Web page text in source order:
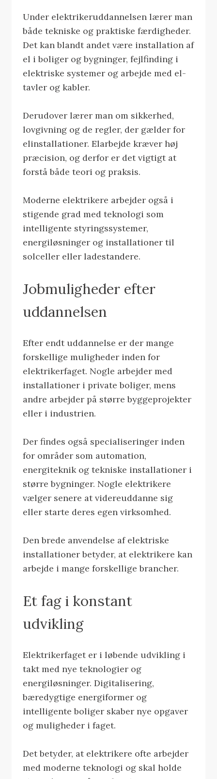
Under elektrikeruddannelsen lærer man
både tekniske og praktiske færdigheder.
Det kan blandt andet være installation af
el i boliger og bygninger, fejlfinding i
elektriske systemer og arbejde med el-
tavler og kabler.
Derudover lærer man om sikkerhed,
lovgivning og de regler, der gælder for
elinstallationer. Elarbejde kræver høj
præcision, og derfor er det vigtigt at
forstå både teori og praksis.
Moderne elektrikere arbejder også i
stigende grad med teknologi som
intelligente styringssystemer,
energiløsninger og installationer til
solceller eller ladestandere.
Jobmuligheder efter
uddannelsen
Efter endt uddannelse er der mange
forskellige muligheder inden for
elektrikerfaget. Nogle arbejder med
installationer i private boliger, mens
andre arbejder på større byggeprojekter
eller i industrien.
Der findes også specialiseringer inden
for områder som automation,
energiteknik og tekniske installationer i
større bygninger. Nogle elektrikere
vælger senere at videreuddanne sig
eller starte deres egen virksomhed.
Den brede anvendelse af elektriske
installationer betyder, at elektrikere kan
arbejde i mange forskellige brancher.
Et fag i konstant
udvikling
Elektrikerfaget er i løbende udvikling i
takt med nye teknologier og
energiløsninger. Digitalisering,
bæredygtige energiformer og
intelligente boliger skaber nye opgaver
og muligheder i faget.
Det betyder, at elektrikere ofte arbejder
med moderne teknologi og skal holde